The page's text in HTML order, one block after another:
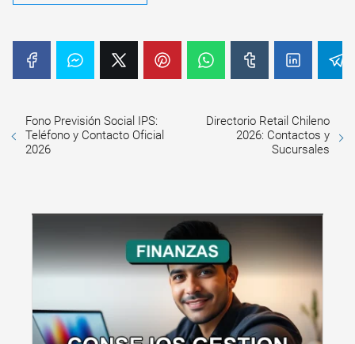
Fono Previsión Social IPS:
Teléfono y Contacto Oficial
2026
Directorio Retail Chileno
2026: Contactos y
Sucursales